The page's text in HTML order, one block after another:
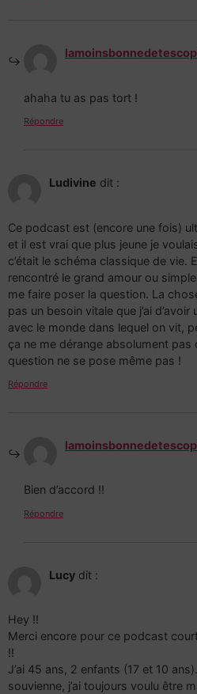
ahaha tu as pas tort !
Répondre
Ludivine dit :
Ce podcast est (encore une fois)
et il est vrai que plus jeune je
c’était le schéma classique de vie.
rencontré le grand amour ou
me faire poser la question. La
pas un besoin vitale que j’ai
avec le monde dans lequel on vit,
ça ne me dérange absolument pas
question ne se pose même pas !
Répondre
Bien d’accord !!
Répondre
Lucy dit :
Hey !!
Merci encore pour ce podcast
!!
J’ai 45 ans, 2 enfants (17 et 10
souvienne, j’ai toujours voulu être